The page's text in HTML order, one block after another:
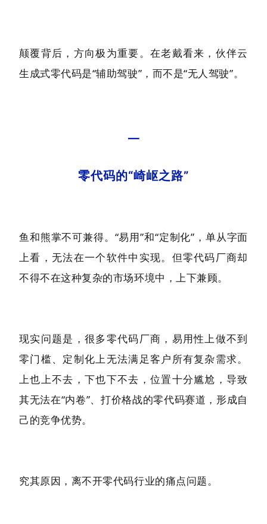
颠覆背后，方向极为重要。在老戴看来，伙伴云
生成式零代码是“辅助驾驶”，而不是“无人驾驶”。
一
零代码的“崎岖之路”
鱼和熊掌不可兼得。“易用”和“定制化”，单从字面
上看，无法在一个软件中实现。但零代码厂商却
不得不在这种复杂的市场环境中，上下兼顾。
现实问题是，很多零代码厂商，易用性上做不到
零门槛、定制化上无法满足客户所有复杂需求。
上也上不去，下也下不去，位置十分尴尬，导致
其无法在“内卷”、打价格战的零代码赛道，形成自
己的竞争优势。
究其原因，离不开零代码行业的痛点问题。